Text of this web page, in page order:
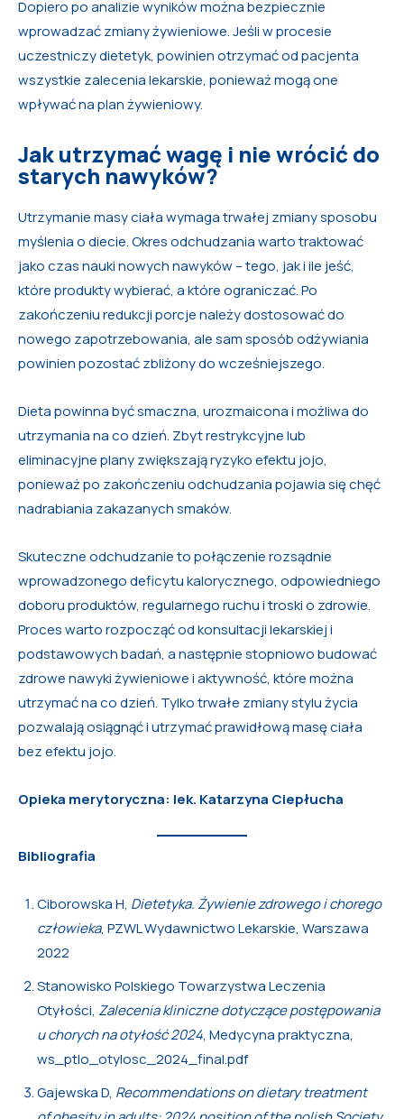
Dopiero po analizie wyników można bezpiecznie
wprowadzać zmiany żywieniowe. Jeśli w procesie
uczestniczy dietetyk, powinien otrzymać od pacjenta
wszystkie zalecenia lekarskie, ponieważ mogą one
wpływać na plan żywieniowy.
Jak utrzymać wagę i nie wrócić do
starych nawyków?
Utrzymanie masy ciała wymaga trwałej zmiany sposobu
myślenia o diecie. Okres odchudzania warto traktować
jako czas nauki nowych nawyków – tego, jak i ile jeść,
które produkty wybierać, a które ograniczać. Po
zakończeniu redukcji porcje należy dostosować do
nowego zapotrzebowania, ale sam sposób odżywiania
powinien pozostać zbliżony do wcześniejszego.
Dieta powinna być smaczna, urozmaicona i możliwa do
utrzymania na co dzień. Zbyt restrykcyjne lub
eliminacyjne plany zwiększają ryzyko efektu jojo,
ponieważ po zakończeniu odchudzania pojawia się chęć
nadrabiania zakazanych smaków.
Skuteczne odchudzanie to połączenie rozsądnie
wprowadzonego deficytu kalorycznego, odpowiedniego
doboru produktów, regularnego ruchu i troski o zdrowie.
Proces warto rozpocząć od konsultacji lekarskiej i
podstawowych badań, a następnie stopniowo budować
zdrowe nawyki żywieniowe i aktywność, które można
utrzymać na co dzień. Tylko trwałe zmiany stylu życia
pozwalają osiągnąć i utrzymać prawidłową masę ciała
bez efektu jojo.
Opieka merytoryczna: lek. Katarzyna Ciepłucha
Bibliografia
Ciborowska H, Dietetyka. Żywienie zdrowego i chorego
człowieka, PZWL Wydawnictwo Lekarskie, Warszawa
2022
Stanowisko Polskiego Towarzystwa Leczenia
Otyłości, Zalecenia kliniczne dotyczące postępowania
u chorych na otyłość 2024, Medycyna praktyczna,
ws_ptlo_otylosc_2024_final.pdf
Gajewska D, Recommendations on dietary treatment